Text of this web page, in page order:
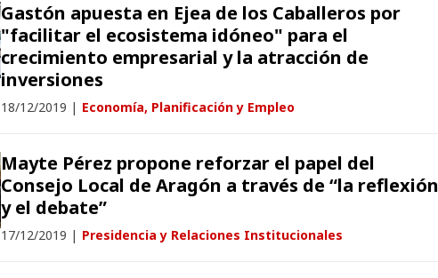
Gastón apuesta en Ejea de los Caballeros por
"facilitar el ecosistema idóneo" para el
crecimiento empresarial y la atracción de
inversiones
18/12/2019 | Economía, Planificación y Empleo
Mayte Pérez propone reforzar el papel del
Consejo Local de Aragón a través de “la reflexión
y el debate”
17/12/2019 | Presidencia y Relaciones Institucionales